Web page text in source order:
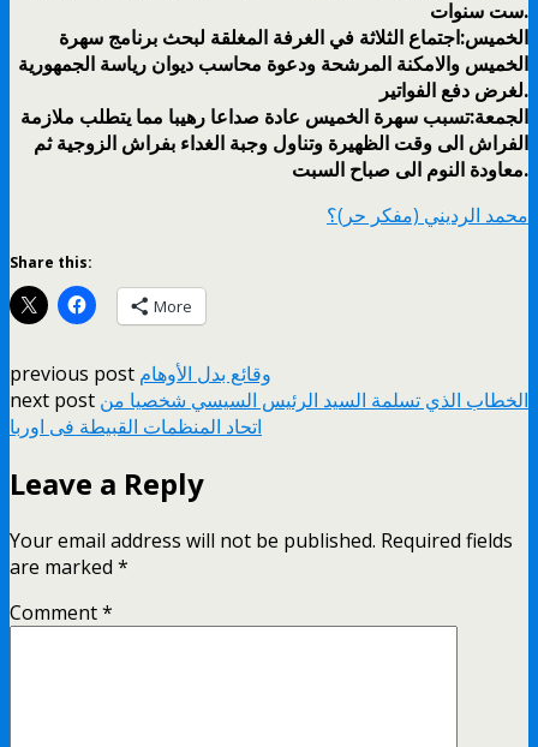
ست سنوات.
الخميس:اجتماع الثلاثة في الغرفة المغلقة لبحث برنامج سهرة
الخميس والامكنة المرشحة ودعوة محاسب ديوان رياسة الجمهورية
لغرض دفع الفواتير.
الجمعة:تسبب سهرة الخميس عادة صداعا رهيبا مما يتطلب ملازمة
الفراش الى وقت الظهيرة وتناول وجبة الغداء بفراش الزوجية ثم
معاودة النوم الى صباح السبت.
محمد الرديني (مفكر حر)؟
Share this:
More
previous post وقائع بدل الأوهام
next post الخطاب الذي تسلمة السيد الرئيس السيسي شخصيا من
Leave a Reply
Your email address will not be published. Required fields
are marked *
Comment*